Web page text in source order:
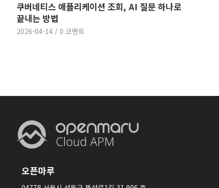
쿠버네티스 애플리케이션 조회, AI 질문 하나로
끝내는 방법
2026-04-14 / 0 코멘트
오픈마루